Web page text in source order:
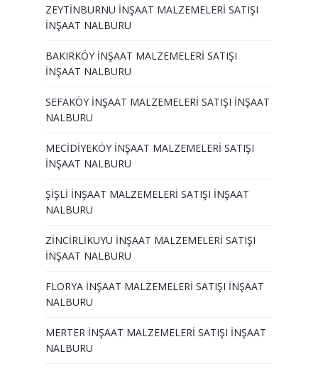
ZEYTİNBURNU İNŞAAT MALZEMELERİ SATIŞI
İNŞAAT NALBURU
BAKIRKÖY İNŞAAT MALZEMELERİ SATIŞI
İNŞAAT NALBURU
SEFAKÖY İNŞAAT MALZEMELERİ SATIŞI İNŞAAT
NALBURU
MECİDİYEKÖY İNŞAAT MALZEMELERİ SATIŞI
İNŞAAT NALBURU
ŞİŞLİ İNŞAAT MALZEMELERİ SATIŞI İNŞAAT
NALBURU
ZİNCİRLİKUYU İNŞAAT MALZEMELERİ SATIŞI
İNŞAAT NALBURU
FLORYA İNŞAAT MALZEMELERİ SATIŞI İNŞAAT
NALBURU
MERTER İNŞAAT MALZEMELERİ SATIŞI İNŞAAT
NALBURU